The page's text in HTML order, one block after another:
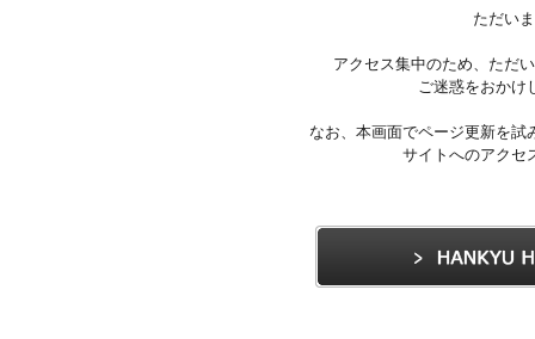
ただい
アクセス集中のため、ただ
ご迷惑をおかけ
なお、本画面でページ更新を
サイトへのアクセ